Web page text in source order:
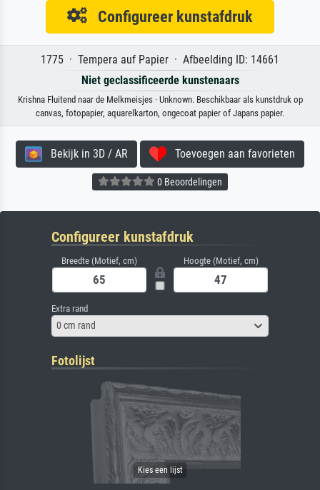
Configureer kunstafdruk
1775 · Tempera auf Papier · Afbeelding ID: 14661
Niet geclassificeerde kunstenaars
Krishna Fluitend naar de Melkmeisjes · Unknown. Beschikbaar als kunstdruk op
canvas, fotopapier, aquarelkarton, ongecoat papier of Japans papier.
Bekijk in 3D / AR Toevoegen aan favorieten
0 Beoordelingen
Configureer kunstafdruk
Breedte (Motief, cm) Hoogte (Motief, cm)
Extra rand
0 cm rand
Fotolijst